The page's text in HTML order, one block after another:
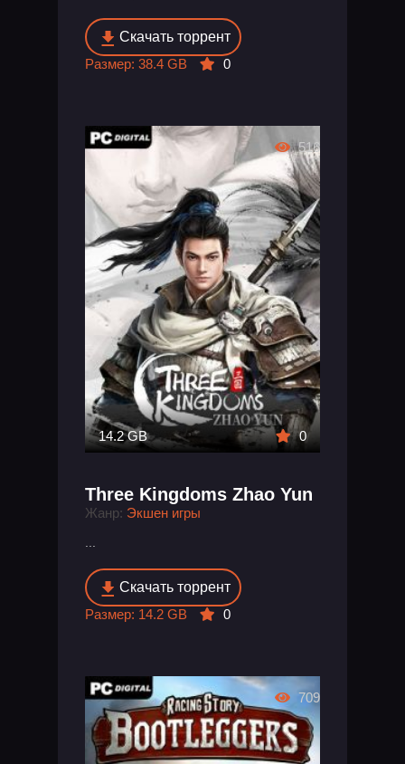
Скачать торрент
Размер: 38.4 GB
0
14.2 GB 0
Three Kingdoms Zhao Yun
Жанр: Экшен игры
Скачать торрент
Размер: 14.2 GB
0
516
709